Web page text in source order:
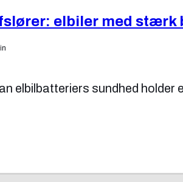
elbiler med stærk
elbilbatteriers sundhed